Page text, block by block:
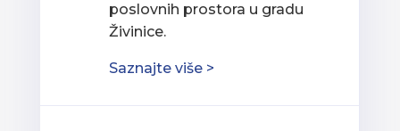
poslovnih prostora u gradu
Živinice.
Saznajte više >